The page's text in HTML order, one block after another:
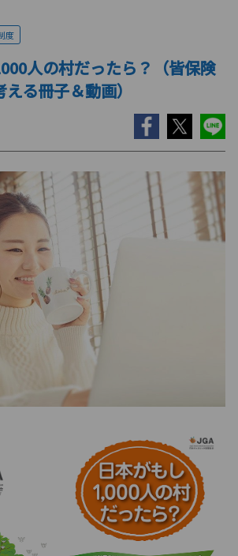
度
人の村だったら？（皆保険
る冊子＆動画）